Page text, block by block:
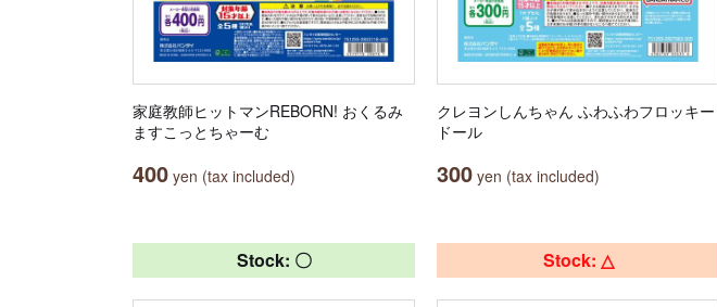
家庭教師ヒットマンREBORN! おくるみ
ますこっとちゃーむ
400 yen (tax included)
クレヨンしんちゃん ふわふわフロッキー
ドール
300 yen (tax included)
Stock: 〇 Stock: △